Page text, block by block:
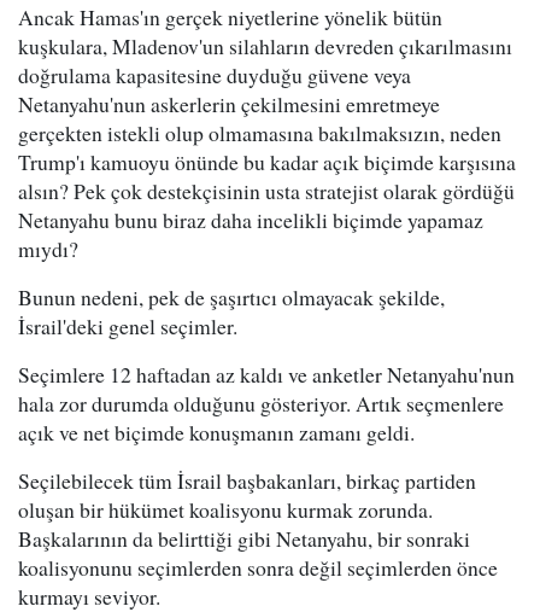
Ancak Hamas'ın gerçek niyetlerine yönelik bütün
kuşkulara, Mladenov'un silahların devreden çıkarılmasını
doğrulama kapasitesine duyduğu güvene veya
Netanyahu'nun askerlerin çekilmesini emretmeye
gerçekten istekli olup olmamasına bakılmaksızın, neden
Trump'ı kamuoyu önünde bu kadar açık biçimde karşısına
alsın? Pek çok destekçisinin usta stratejist olarak gördüğü
Netanyahu bunu biraz daha incelikli biçimde yapamaz
mıydı?
Bunun nedeni, pek de şaşırtıcı olmayacak şekilde,
İsrail'deki genel seçimler.
Seçimlere 12 haftadan az kaldı ve anketler Netanyahu'nun
hala zor durumda olduğunu gösteriyor. Artık seçmenlere
açık ve net biçimde konuşmanın zamanı geldi.
Seçilebilecek tüm İsrail başbakanları, birkaç partiden
oluşan bir hükümet koalisyonu kurmak zorunda.
Başkalarının da belirttiği gibi Netanyahu, bir sonraki
koalisyonunu seçimlerden sonra değil seçimlerden önce
kurmayı seviyor.